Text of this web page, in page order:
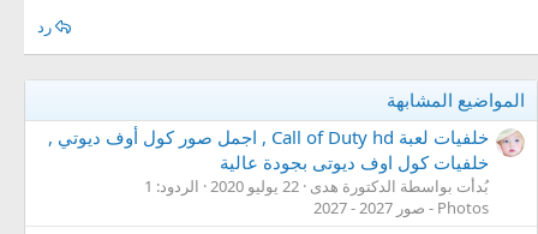
رد
المواضيع المشابهة
خلفيات لعبة Call of Duty hd , اجمل صور كول أوف ديوتي ,
خلفيات كول اوف ديوتى بجودة عالية
بُدأت بواسطة الدكتورة هدى 22 يوليو 2020
الردود: 1
Photos - صور 2027 - 2027